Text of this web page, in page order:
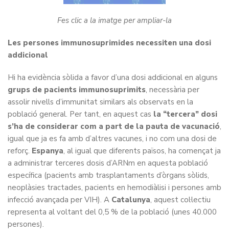
Fes clic a la imatge per ampliar-la
Les persones immunosuprimides necessiten una dosi
addicional
Hi ha evidència sòlida a favor d’una dosi addicional en alguns
grups de pacients immunosuprimits, necessària per
assolir nivells d’immunitat similars als observats en la
població general. Per tant, en aquest cas la “tercera” dosi
s’ha de considerar com a part de la pauta de vacunació,
igual que ja es fa amb d’altres vacunes, i no com una dosi de
reforç. Espanya, al igual que diferents països, ha començat ja
a administrar terceres dosis d’ARNm en aquesta població
específica (pacients amb trasplantaments d’òrgans sòlids,
neoplàsies tractades, pacients en hemodiàlisi i persones amb
infecció avançada per VIH). A Catalunya, aquest col·lectiu
representa al voltant del 0,5 % de la població (unes 40.000
persones).